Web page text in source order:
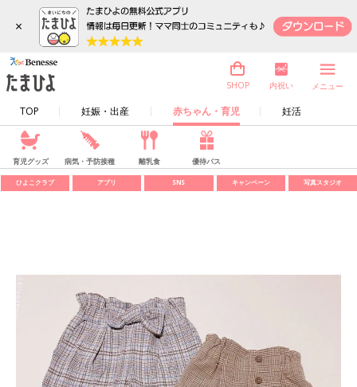
×
TOP 妊娠・出産 赤ちゃん・育児 妊活
SHOP 内祝い メニュー
育児グッズ 病気・予防接種 離乳食 優待パス
ひよこクラブ アプリ SNS キャンペーン 写真スタジオ